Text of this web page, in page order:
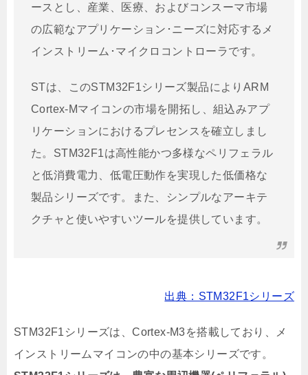
ースとし、産業、医療、およびコンスーマ市場
の広範なアプリケーション･ニーズに対応するメ
インストリーム･マイクロコントローラです。
STは、このSTM32F1シリーズ製品によりARM
Cortex-Mマイコンの市場を開拓し、組込みアプ
リケーションにおけるプレセンスを確立しまし
た。STM32F1は高性能かつ多様なペリフェラル
と低消費電力、低電圧動作を実現した低価格な
製品シリーズです。また、シンプルなアーキテ
クチャと使いやすいツールを提供しています。
出典：STM32F1シリーズ
STM32F1シリーズは、Cortex-M3を搭載しており、メ
インストリームマイコンの中の基本シリーズです。